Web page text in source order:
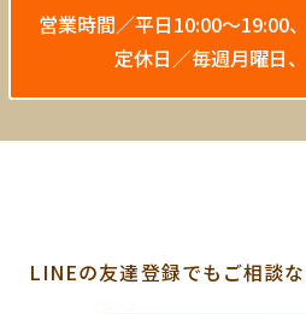
営業時間／平日10:00〜19:00、
定休日／毎週月曜日
LINEの友達登録でも ご相談